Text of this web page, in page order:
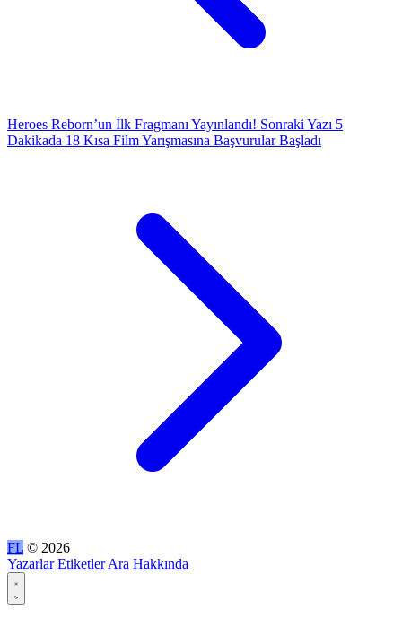
Heroes Reborn’un İlk Fragmanı Yayınlandı! Sonraki Yazı 5
Dakikada 18 Kısa Film Yarışmasına Başvurular Başladı
FL © 2026
Yazarlar Etiketler Ara Hakkında